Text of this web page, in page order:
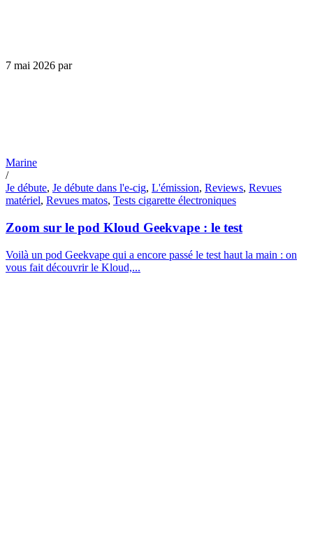
7 mai 2026 par
Marine
/
Je débute, Je débute dans l'e-cig, L'émission, Reviews, Revues
matériel, Revues matos, Tests cigarette électroniques
Zoom sur le pod Kloud Geekvape : le test
Voilà un pod Geekvape qui a encore passé le test haut la main : on
vous fait découvrir le Kloud,...